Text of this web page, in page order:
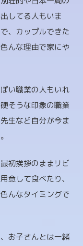
してる人もいま
、カップルできた
んな理由で家にや
い職業の人もいれ
そうな印象の職業
生など自分が今ま
初挨拶のままリビ
意して食べたり、
んなタイミングで
お子さんとは一緒